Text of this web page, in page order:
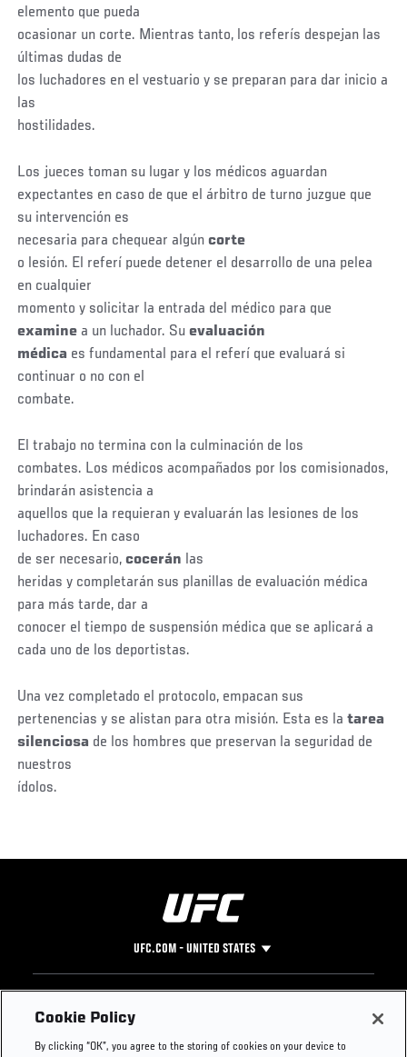
elemento que pueda
ocasionar un corte. Mientras tanto, los referís despejan las
últimas dudas de
los luchadores en el vestuario y se preparan para dar inicio a
las
hostilidades.
Los jueces toman su lugar y los médicos aguardan
expectantes en caso de que el árbitro de turno juzgue que
su intervención es
necesaria para chequear algúncorte
o lesión. El referí puede detener el desarrollo de una pelea
en cualquier
momento y solicitar la entrada del médico para que
examine a un luchador. Suevaluación
médica es fundamental para el referí que evaluará si
continuar o no con el
combate.
El trabajo no termina con la culminación de los
combates. Los médicos acompañados por los comisionados,
brindarán asistencia a
aquellos que la requieran y evaluarán las lesiones de los
luchadores. En caso
de ser necesario,cocerán las
heridas y completarán sus planillas de evaluación médica
para más tarde, dar a
conocer el tiempo de suspensión médica que se aplicará a
cada uno de los deportistas.
Una vez completado el protocolo, empacan sus
pertenencias y se alistan para otra misión. Esta es latarea
silenciosa de los hombres que preservan la seguridad de
nuestros
ídolos.
UFC.COM - UNITED STATES
Footer
UFC
Cookie Policy
By clicking “OK”, you agree to the storing of cookies on your device to